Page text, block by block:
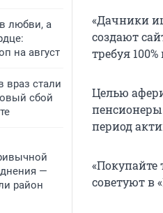
любви, а
на август
враз стали
сбой
—
район
«Дачники
создают
требуя
Целью
период
«Покупайте
советуют в